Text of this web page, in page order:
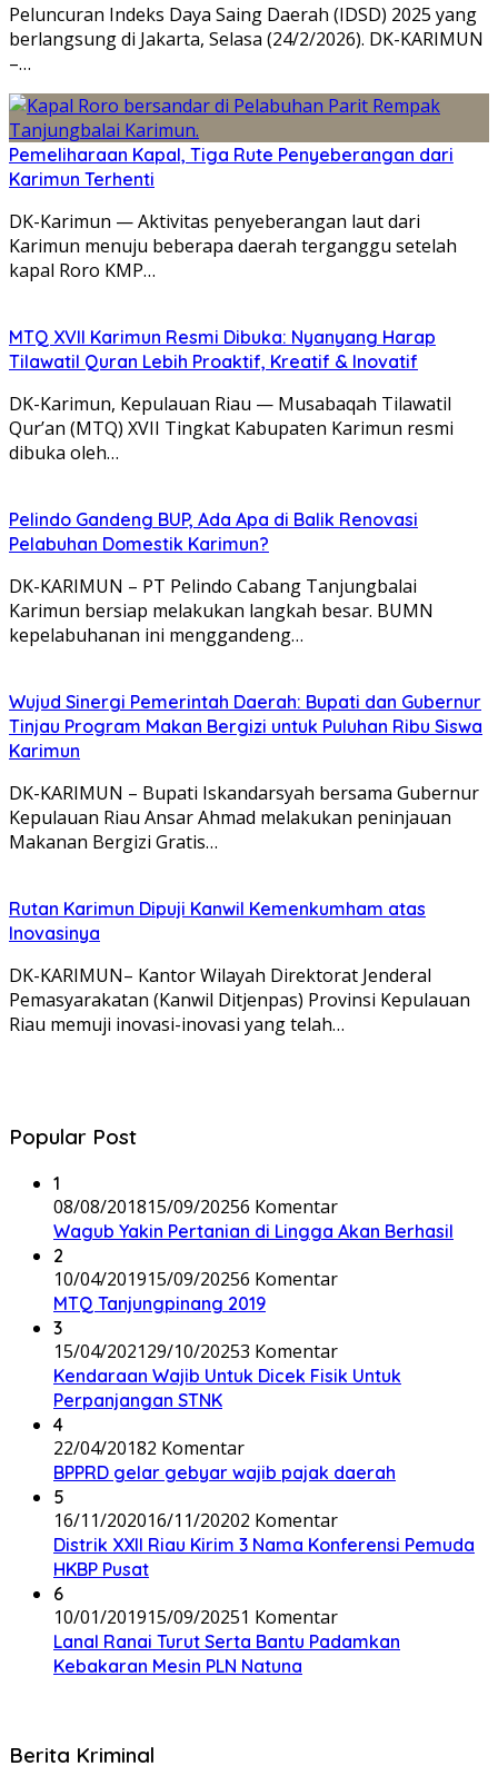
Peluncuran Indeks Daya Saing Daerah (IDSD) 2025 yang
berlangsung di Jakarta, Selasa (24/2/2026). DK-KARIMUN
–…
Pemeliharaan Kapal, Tiga Rute Penyeberangan dari
Karimun Terhenti
DK-Karimun — Aktivitas penyeberangan laut dari
Karimun menuju beberapa daerah terganggu setelah
kapal Roro KMP…
MTQ XVII Karimun Resmi Dibuka: Nyanyang Harap
Tilawatil Quran Lebih Proaktif, Kreatif & Inovatif
DK-Karimun, Kepulauan Riau — Musabaqah Tilawatil
Qur’an (MTQ) XVII Tingkat Kabupaten Karimun resmi
dibuka oleh…
Pelindo Gandeng BUP, Ada Apa di Balik Renovasi
Pelabuhan Domestik Karimun?
DK-KARIMUN – PT Pelindo Cabang Tanjungbalai
Karimun bersiap melakukan langkah besar. BUMN
kepelabuhanan ini menggandeng…
Wujud Sinergi Pemerintah Daerah: Bupati dan Gubernur
Tinjau Program Makan Bergizi untuk Puluhan Ribu Siswa
Karimun
DK-KARIMUN – Bupati Iskandarsyah bersama Gubernur
Kepulauan Riau Ansar Ahmad melakukan peninjauan
Makanan Bergizi Gratis…
Rutan Karimun Dipuji Kanwil Kemenkumham atas
Inovasinya
DK-KARIMUN– Kantor Wilayah Direktorat Jenderal
Pemasyarakatan (Kanwil Ditjenpas) Provinsi Kepulauan
Riau memuji inovasi-inovasi yang telah…
Popular Post
1
08/08/201815/09/20256 Komentar
Wagub Yakin Pertanian di Lingga Akan Berhasil
2
10/04/201915/09/20256 Komentar
MTQ Tanjungpinang 2019
3
15/04/202129/10/20253 Komentar
Kendaraan Wajib Untuk Dicek Fisik Untuk
Perpanjangan STNK
4
22/04/20182 Komentar
BPPRD gelar gebyar wajib pajak daerah
5
16/11/202016/11/20202 Komentar
Distrik XXII Riau Kirim 3 Nama Konferensi Pemuda
HKBP Pusat
6
10/01/201915/09/20251 Komentar
Lanal Ranai Turut Serta Bantu Padamkan
Kebakaran Mesin PLN Natuna
Berita Kriminal